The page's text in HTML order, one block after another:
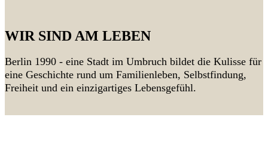
WIR SIND AM LEBEN
Berlin 1990 - eine Stadt im Umbruch bildet die Kulisse für
eine Geschichte rund um Familienleben, Selbstfindung,
Freiheit und ein einzigartiges Lebensgefühl.